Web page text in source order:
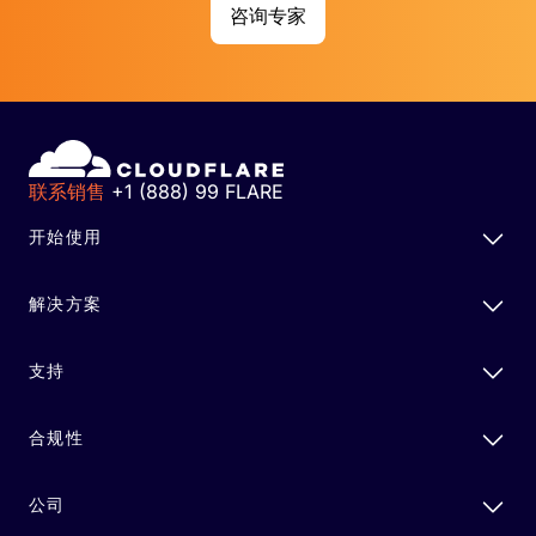
咨询专家
联系销售 +1 (888) 99 FLARE
开始使用
解决方案
支持
合规性
公司